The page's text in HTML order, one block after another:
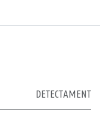
DETECTAMENT